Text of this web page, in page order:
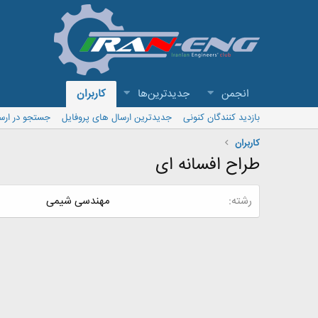
انجمن جدیدترین‌ها کاربران
بازدید کنندگان کنونی جدیدترین ارسال های پروفایل
جستجو در
کاربران
طراح افسانه ای
رشته مهندسی شیمی